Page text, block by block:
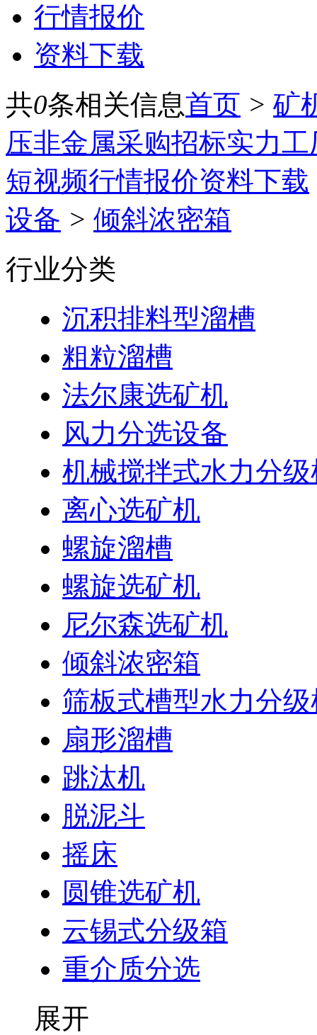
行情报价
资料下载
共0条相关信息首页 > 矿
压非金属采购招标实力工
短视频行情报价资料下载
设备 > 倾斜浓密箱
行业分类
沉积排料型溜槽
粗粒溜槽
法尔康选矿机
风力分选设备
机械搅拌式水力分级
离心选矿机
螺旋溜槽
螺旋选矿机
尼尔森选矿机
倾斜浓密箱
筛板式槽型水力分级
扇形溜槽
跳汰机
脱泥斗
摇床
圆锥选矿机
云锡式分级箱
重介质分选
展开